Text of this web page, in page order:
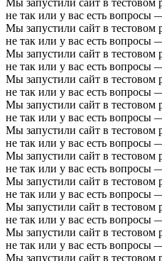
Мы запустили сайт в тестовом
не так или у вас есть
Мы запустили сайт в тестовом
не так или у вас есть
Мы запустили сайт в тестовом
не так или у вас есть
Мы запустили сайт в тестовом
не так или у вас есть
Мы запустили сайт в тестовом
не так или у вас есть
Мы запустили сайт в тестовом
не так или у вас есть
Мы запустили сайт в тестовом
не так или у вас есть
Мы запустили сайт в тестовом
не так или у вас есть
Мы запустили сайт в тестовом
не так или у вас есть
Мы запустили сайт в тестовом
не так или у вас есть
Мы запустили сайт в тестовом